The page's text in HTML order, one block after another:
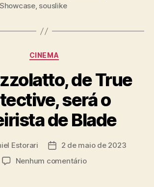
, souslike
Categorias
CINEMA
de True
será o
de Blade
Estorari
Data2 de maio de 2023
Nenhum comentárioem